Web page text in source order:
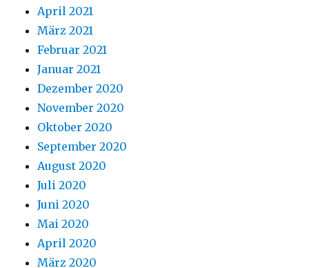
April 2021
März 2021
Februar 2021
Januar 2021
Dezember 2020
November 2020
Oktober 2020
September 2020
August 2020
Juli 2020
Juni 2020
Mai 2020
April 2020
März 2020